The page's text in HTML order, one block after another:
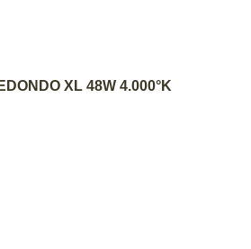
AL CARRITO
XL 48W 4.000°K